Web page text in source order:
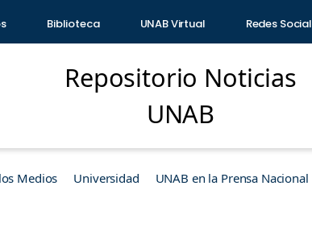
Biblioteca UNAB Virtual Redes
Repositorio Noticias
UNAB
Medios Universidad UNAB en la Prensa Nacional